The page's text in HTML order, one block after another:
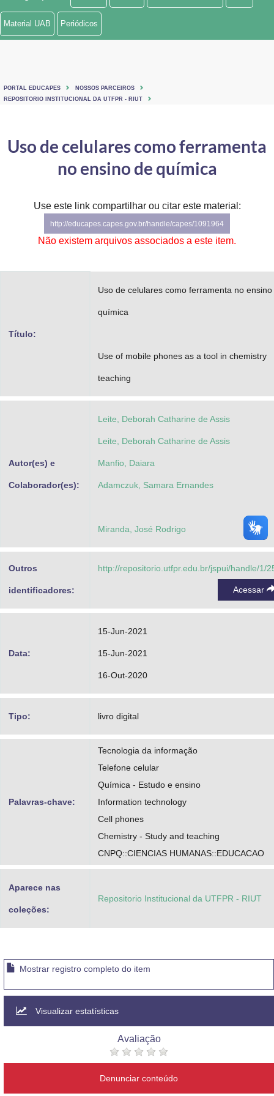
Ministério de Minas e Energia
Ministério do Turismo
Controladoria-Geral da União
Ministério da Mulher, da Família e dos Direitos Humanos
Secretaria-Geral
Planalto
Material UAB Periódicos
PORTAL EDUCAPES
NOSSOS PARCEIROS
REPOSITORIO INSTITUCIONAL DA UTFPR - RIUT
Uso de celulares como ferramenta
no ensino de química
Use este link compartilhar ou citar este material:
http://educapes.capes.gov.br/handle/capes/1091964
Não existem arquivos associados a este item.
Título:
Uso de celulares como ferramenta no ensino
química
Use of mobile phones as a tool in chemistry
teaching
Autor(es) e
Colaborador(es):
Leite, Deborah Catharine de Assis
Leite, Deborah Catharine de Assis
Manfio, Daiara
Adamczuk, Samara Ernandes
Miranda, José Rodrigo
Outros
identificadores:
http://repositorio.utfpr.edu.br/jspui/handle/1/
Acessar
Data:
15-Jun-2021
15-Jun-2021
16-Out-2020
Tipo: livro digital
Palavras-chave:
Tecnologia da informação
Telefone celular
Química - Estudo e ensino
Information technology
Cell phones
Chemistry - Study and teaching
CNPQ::CIENCIAS HUMANAS::EDUCACAO
Aparece nas
coleções:
Repositorio Institucional da UTFPR - RIUT
Mostrar registro completo do item
Visualizar estatísticas
Avaliação
Denunciar conteúdo